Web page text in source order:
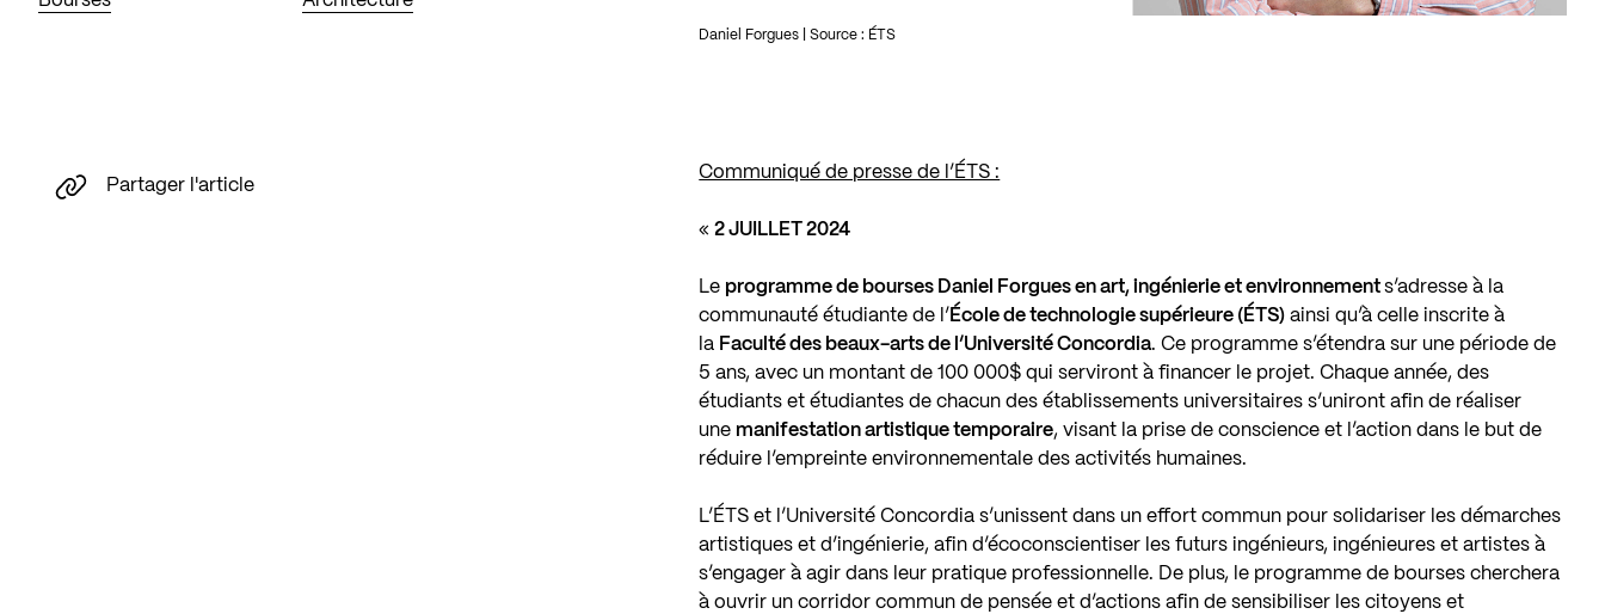
Daniel Forgues | Source : ÉTS
Communiqué de presse de l’ÉTS :
«2 JUILLET 2024
Le programme de bourses Daniel Forgues en art, ingénierie et environnement s’adresse à la
communauté étudiante de l’ École de technologie supérieure (ÉTS) ainsi qu’à celle inscrite à
la Faculté des beaux-arts de l’Université Concordia. Ce programme s’étendra sur une période de
5 ans, avec un montant de 100 000$ qui serviront à financer le projet. Chaque année, des
étudiants et étudiantes de chacun des établissements universitaires s’uniront afin de réaliser
une manifestation artistique temporaire, visant la prise de conscience et l’action dans le but de
réduire l’empreinte environnementale des activités humaines.
L’ÉTS et l’Université Concordia s’unissent dans un effort commun pour solidariser les démarches
artistiques et d’ingénierie, afin d’écoconscientiser les futurs ingénieurs, ingénieures et artistes à
s’engager à agir dans leur pratique professionnelle. De plus, le programme de bourses cherchera
à ouvrir un corridor commun de pensée et d’actions afin de sensibiliser les citoyens et
Partager l'article